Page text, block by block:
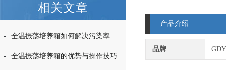
相关文章
全温振荡培养箱如何解决污染率与生长周期矛盾？
全温振荡培养箱的优势与操作技巧
产品介绍
品牌